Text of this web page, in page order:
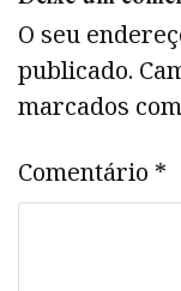
O seu
publicado.
marcados com
Comentário *